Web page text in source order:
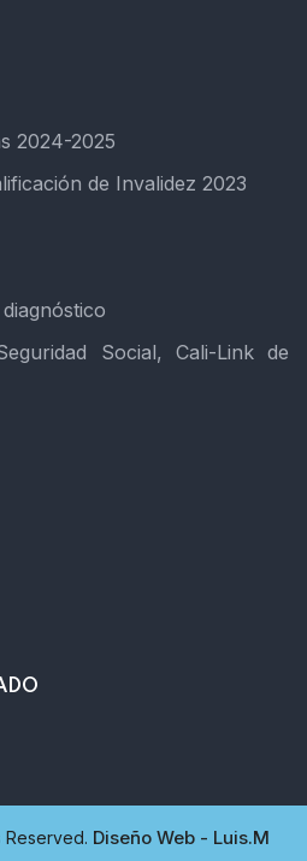
2024-2025
de Invalidez 2023
Social, Cali-Link de
Reserved. Diseño Web - Luis.M